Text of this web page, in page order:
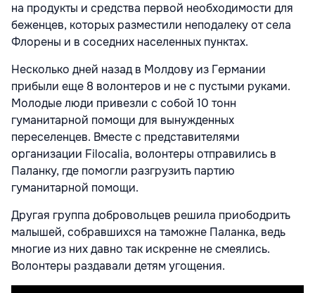
на продукты и средства первой необходимости для
беженцев, которых разместили неподалеку от села
Флорены и в соседних населенных пунктах.
Несколько дней назад в Молдову из Германии
прибыли еще 8 волонтеров и не с пустыми руками.
Молодые люди привезли с собой 10 тонн
гуманитарной помощи для вынужденных
переселенцев. Вместе с представителями
организации Filocalia, волонтеры отправились в
Паланку, где помогли разгрузить партию
гуманитарной помощи.
Другая группа добровольцев решила приободрить
малышей, собравшихся на таможне Паланка, ведь
многие из них давно так искренне не смеялись.
Волонтеры раздавали детям угощения.